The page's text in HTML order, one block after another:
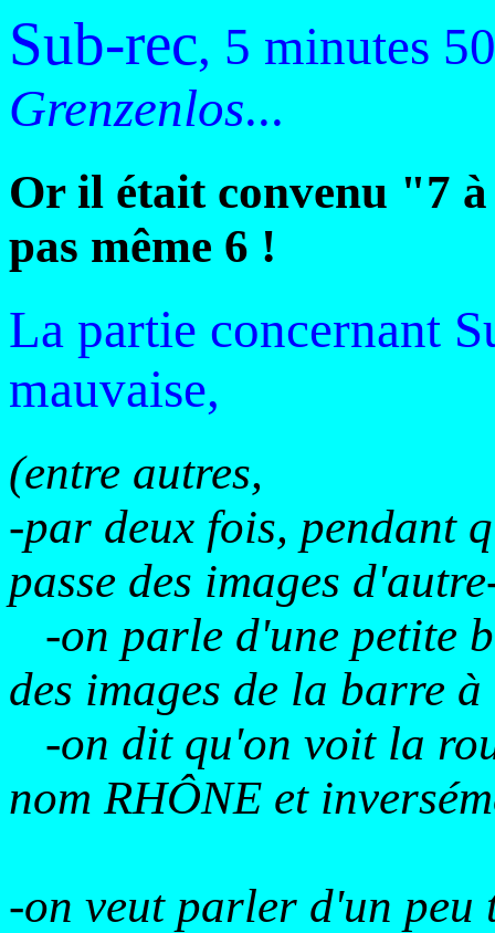
Sub-rec, 5 minutes
Grenzenlos
Or il était convenu "7
pas même 6 !
La partie concernant
mauvaise,
(entre autres,
-par deux fois, pendant
passe des images
-on parle d'une petite
des images de la barre
-on dit qu'on voit la
nom RHÔNE et
-on veut parler d'un peu